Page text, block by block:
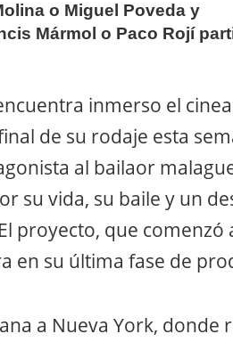
o Miguel Poveda y
Mármol o Paco Rojí
inmerso el
de su rodaje esta
al bailaor
su vida, su baile y un
proyecto, que comenzó
en su última fase de
a Nueva York, donde